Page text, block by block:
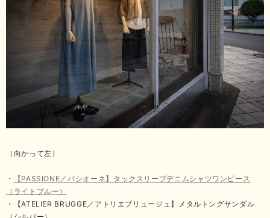
（向かって左）
・
【PASSIONE／パシオーネ】タックスリーブデニムシャツワンピース
（ライトブルー）
・【ATELIER BRUGGE／アトリエブリュージュ】メタルトングサンダル